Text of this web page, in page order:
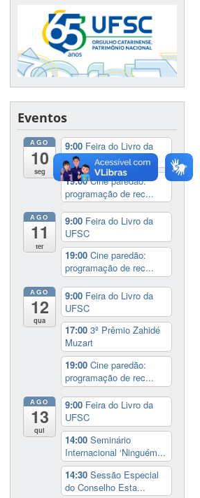
Eventos
AGO
10
seg
9:00 Feira do Livro da
UFSC
19:00Cine paredão:
programação de rec...
AGO
11
ter
9:00 Feira do Livro da
UFSC
19:00Cine paredão:
programação de rec...
AGO
12
qua
9:00 Feira do Livro da
UFSC
17:003º Prêmio Zahidé
Muzart
19:00Cine paredão:
programação de rec...
AGO
13
qui
9:00 Feira do Livro da
UFSC
14:00Seminário
Internacional ‘Ninguém...
14:30Sessão Especial
do Conselho Esta...